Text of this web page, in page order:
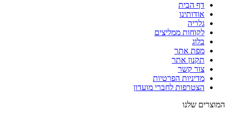
דף הבית
אודותינו
גלריה
לקוחות ממליצים
בלוג
מפת אתר
תקנון אתר
צור קשר
מדיניות הפרטיות
הצטרפות לחברי מועדון
המוצרים שלנו